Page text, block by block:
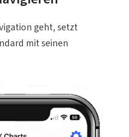
geht, setzt
mit seinen